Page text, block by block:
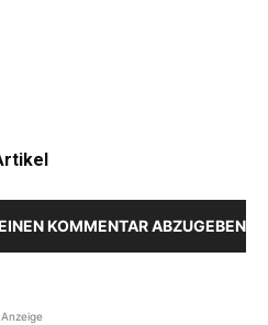
KOMMENTAR ABZUGEBEN
Anzeige